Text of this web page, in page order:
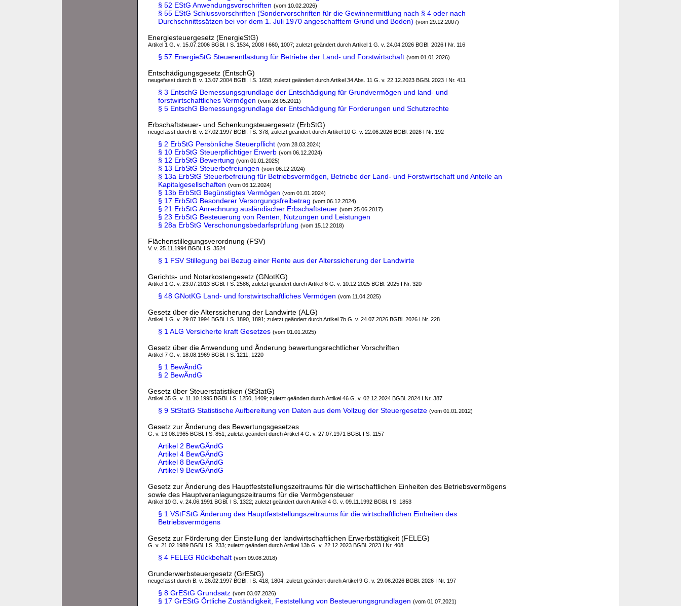
§ 52 EStG Anwendungsvorschriften (vom 10.02.2026)
§ 55 EStG Schlussvorschriften (Sondervorschriften für die Gewinnermittlung nach § 4 oder nach
Durchschnittssätzen bei vor dem 1. Juli 1970 angeschafftem Grund und Boden) (vom 29.12.2007)
Energiesteuergesetz (EnergieStG)
Artikel 1 G. v. 15.07.2006 BGBl. I S. 1534, 2008 I 660, 1007; zuletzt geändert durch Artikel 1 G. v. 24.04.2026 BGBl. 2026 I Nr. 116
§ 57 EnergieStG Steuerentlastung für Betriebe der Land- und Forstwirtschaft (vom 01.01.2026)
Entschädigungsgesetz (EntschG)
neugefasst durch B. v. 13.07.2004 BGBl. I S. 1658; zuletzt geändert durch Artikel 34 Abs. 11 G. v. 22.12.2023 BGBl. 2023 I Nr. 411
§ 3 EntschG Bemessungsgrundlage der Entschädigung für Grundvermögen und land- und
forstwirtschaftliches Vermögen (vom 28.05.2011)
§ 5 EntschG Bemessungsgrundlage der Entschädigung für Forderungen und Schutzrechte
Erbschaftsteuer- und Schenkungsteuergesetz (ErbStG)
neugefasst durch B. v. 27.02.1997 BGBl. I S. 378; zuletzt geändert durch Artikel 10 G. v. 22.06.2026 BGBl. 2026 I Nr. 192
§ 2 ErbStG Persönliche Steuerpflicht (vom 28.03.2024)
§ 10 ErbStG Steuerpflichtiger Erwerb (vom 06.12.2024)
§ 12 ErbStG Bewertung (vom 01.01.2025)
§ 13 ErbStG Steuerbefreiungen (vom 06.12.2024)
§ 13a ErbStG Steuerbefreiung für Betriebsvermögen, Betriebe der Land- und Forstwirtschaft und Anteile an
Kapitalgesellschaften (vom 06.12.2024)
§ 13b ErbStG Begünstigtes Vermögen (vom 01.01.2024)
§ 17 ErbStG Besonderer Versorgungsfreibetrag (vom 06.12.2024)
§ 21 ErbStG Anrechnung ausländischer Erbschaftsteuer (vom 25.06.2017)
§ 23 ErbStG Besteuerung von Renten, Nutzungen und Leistungen
§ 28a ErbStG Verschonungsbedarfsprüfung (vom 15.12.2018)
Flächenstillegungsverordnung (FSV)
V. v. 25.11.1994 BGBl. I S. 3524
§ 1 FSV Stillegung bei Bezug einer Rente aus der Alterssicherung der Landwirte
Gerichts- und Notarkostengesetz (GNotKG)
Artikel 1 G. v. 23.07.2013 BGBl. I S. 2586; zuletzt geändert durch Artikel 6 G. v. 10.12.2025 BGBl. 2025 I Nr. 320
§ 48 GNotKG Land- und forstwirtschaftliches Vermögen (vom 11.04.2025)
Gesetz über die Alterssicherung der Landwirte (ALG)
Artikel 1 G. v. 29.07.1994 BGBl. I S. 1890, 1891; zuletzt geändert durch Artikel 7b G. v. 24.07.2026 BGBl. 2026 I Nr. 228
§ 1 ALG Versicherte kraft Gesetzes (vom 01.01.2025)
Gesetz über die Anwendung und Änderung bewertungsrechtlicher Vorschriften
Artikel 7 G. v. 18.08.1969 BGBl. I S. 1211, 1220
§ 1 BewÄndG
§ 2 BewÄndG
Gesetz über Steuerstatistiken (StStatG)
Artikel 35 G. v. 11.10.1995 BGBl. I S. 1250, 1409; zuletzt geändert durch Artikel 46 G. v. 02.12.2024 BGBl. 2024 I Nr. 387
§ 9 StStatG Statistische Aufbereitung von Daten aus dem Vollzug der Steuergesetze (vom 01.01.2012)
Gesetz zur Änderung des Bewertungsgesetzes
G. v. 13.08.1965 BGBl. I S. 851; zuletzt geändert durch Artikel 4 G. v. 27.07.1971 BGBl. I S. 1157
Artikel 2 BewGÄndG
Artikel 4 BewGÄndG
Artikel 8 BewGÄndG
Artikel 9 BewGÄndG
Gesetz zur Änderung des Hauptfeststellungszeitraums für die wirtschaftlichen Einheiten des Betriebsvermögens
sowie des Hauptveranlagungszeitraums für die Vermögensteuer
Artikel 10 G. v. 24.06.1991 BGBl. I S. 1322; zuletzt geändert durch Artikel 4 G. v. 09.11.1992 BGBl. I S. 1853
§ 1 VStFStG Änderung des Hauptfeststellungszeitraums für die wirtschaftlichen Einheiten des
Betriebsvermögens
Gesetz zur Förderung der Einstellung der landwirtschaftlichen Erwerbstätigkeit (FELEG)
G. v. 21.02.1989 BGBl. I S. 233; zuletzt geändert durch Artikel 13b G. v. 22.12.2023 BGBl. 2023 I Nr. 408
§ 4 FELEG Rückbehalt (vom 09.08.2018)
Grunderwerbsteuergesetz (GrEStG)
neugefasst durch B. v. 26.02.1997 BGBl. I S. 418, 1804; zuletzt geändert durch Artikel 9 G. v. 29.06.2026 BGBl. 2026 I Nr. 197
§ 8 GrEStG Grundsatz (vom 03.07.2026)
§ 17 GrEStG Örtliche Zuständigkeit, Feststellung von Besteuerungsgrundlagen (vom 01.07.2021)